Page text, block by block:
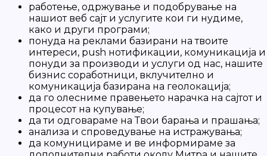
работење, одржување и подобрување на
нашиот веб сајт и услугите кои ги нудиме,
како и други програми;
понуда на реклами базирани на твоите
интереси, push нотификации, комуникација и
понуди за производи и услуги од нас, нашите
бизнис соработници, вклучително и
комуникација базирана на геолокација;
да го олесниме правењето нарачка на сајтот и
процесот на купување;
да ти одговараме на Твои барања и прашања;
анализа и спроведување на истражувања;
да комуницираме и ве информираме за